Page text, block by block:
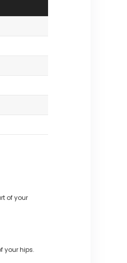
of your
your hips.